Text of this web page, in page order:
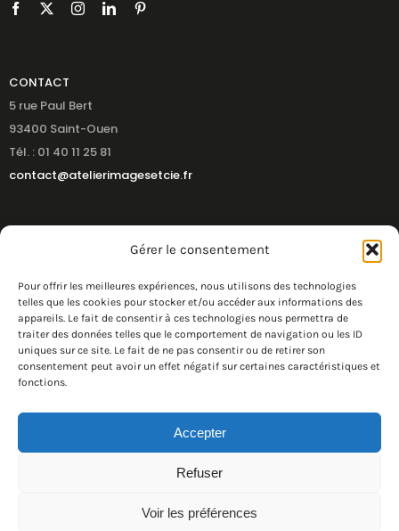
Gérer le consentement
Pour offrir les meilleures expériences, nous utilisons des technologies
telles que les cookies pour stocker et/ou accéder aux informations des
appareils. Le fait de consentir à ces technologies nous permettra de
traiter des données telles que le comportement de navigation ou les ID
uniques sur ce site. Le fait de ne pas consentir ou de retirer son
consentement peut avoir un effet négatif sur certaines caractéristiques et
fonctions.
Accepter
Refuser
Voir les préférences
CONTACT
5 rue Paul Bert
93400 Saint-Ouen
Tél. : 01 40 11 25 81
contact@atelierimagesetcie.fr
Charte Imprim’vert et RSE CGV Mentions légales